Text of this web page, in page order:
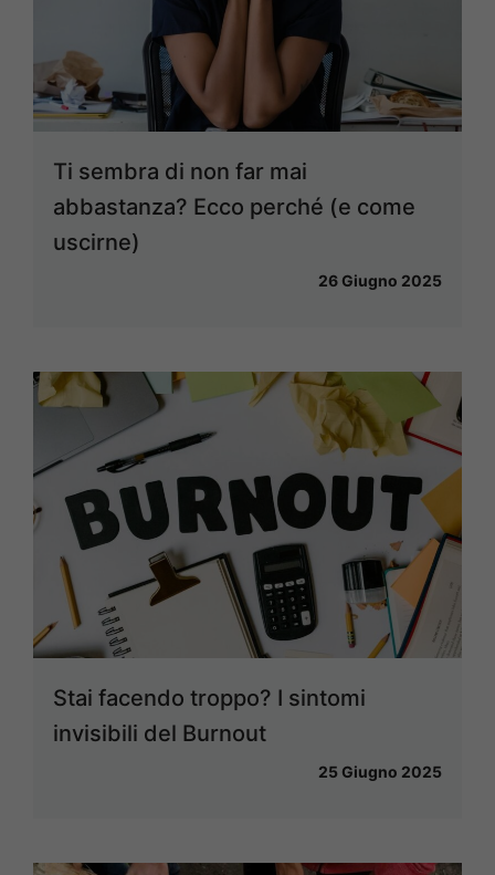
Ti sembra di non far mai
abbastanza? Ecco perché (e come
uscirne)
26 Giugno 2025
Stai facendo troppo? I sintomi
invisibili del Burnout
25 Giugno 2025